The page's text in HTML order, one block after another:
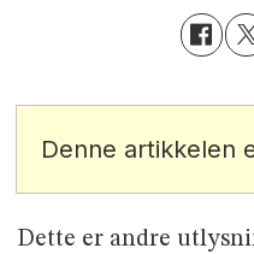
Denne artikkelen
Dette er andre